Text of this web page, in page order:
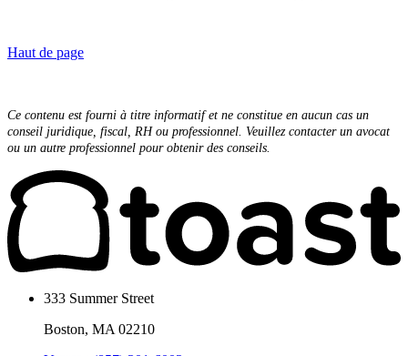
Haut de page
Ce contenu est fourni à titre informatif et ne constitue en aucun cas un
conseil juridique, fiscal, RH ou professionnel. Veuillez contacter un avocat
ou un autre professionnel pour obtenir des conseils.
333 Summer Street
Boston, MA 02210